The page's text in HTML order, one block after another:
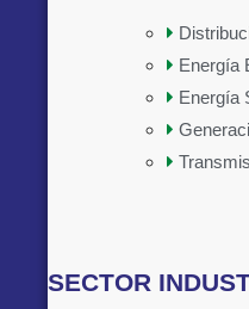
Energía
Energía
SECTOR